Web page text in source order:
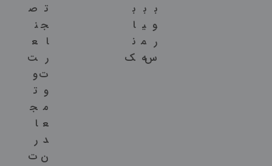
ب
و
ر
س
ب
ی
م
ه
ب
ا
ن
ک
ت
ج
ا
ر
ت
و
م
ع
د
ن
ص
ن
ع
ت
و
ت
ج
ا
ر
ت